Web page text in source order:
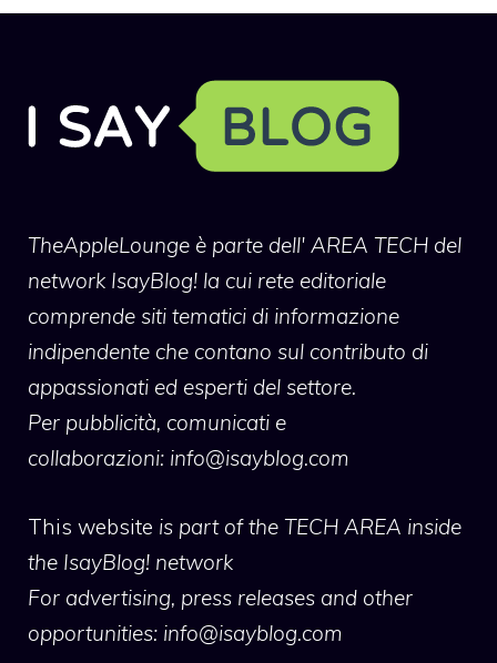
TheAppleLounge è parte dell' AREA TECH del
network IsayBlog! la cui rete editoriale
comprende siti tematici di informazione
indipendente che contano sul contributo di
appassionati ed esperti del settore.
Per pubblicità, comunicati e
collaborazioni: info@isayblog.com
This website is part of the TECH AREA inside
the IsayBlog! network
For advertising, press releases and other
opportunities: info@isayblog.com